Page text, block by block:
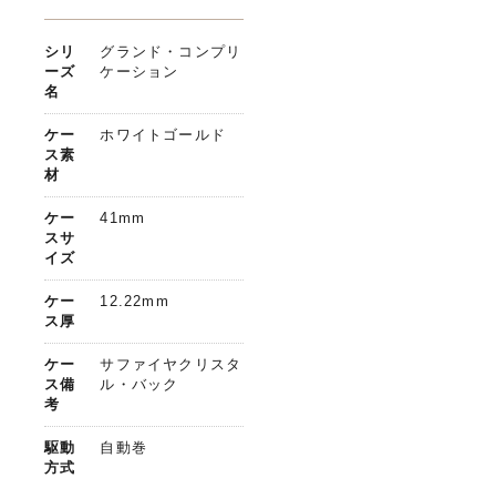
シリ
ーズ
名
グランド・コンプリ
ケーション
ケー
ス素
材
ホワイトゴールド
ケー
スサ
イズ
41mm
ケー
ス厚
12.22mm
ケー
ス備
考
サファイヤクリスタ
ル・バック
駆動
方式
自動巻